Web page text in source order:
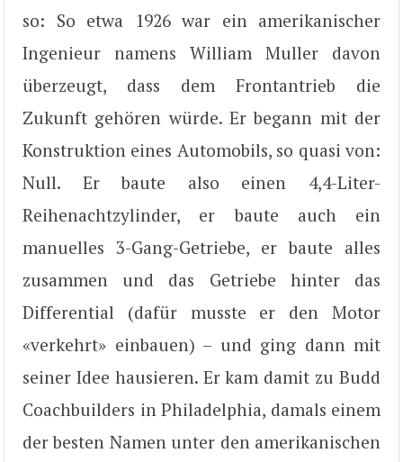
so: So etwa 1926 war ein amerikanischer
Ingenieur namens William Muller davon
überzeugt, dass dem Frontantrieb die
Zukunft gehören würde. Er begann mit der
Konstruktion eines Automobils, so quasi von:
Null. Er baute also einen 4,4-Liter-
Reihenachtzylinder, er baute auch ein
manuelles 3-Gang-Getriebe, er baute alles
zusammen und das Getriebe hinter das
Differential (dafür musste er den Motor
«verkehrt» einbauen) – und ging dann mit
seiner Idee hausieren. Er kam damit zu Budd
Coachbuilders in Philadelphia, damals einem
der besten Namen unter den amerikanischen